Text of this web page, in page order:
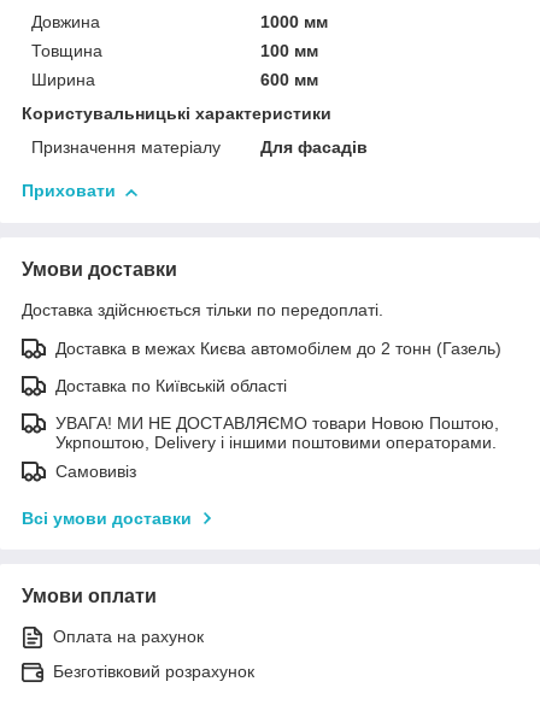
Довжина
1000 мм
Товщина
100 мм
Ширина
600 мм
Користувальницькі характеристики
Призначення матеріалу
Для фасадів
Приховати
Умови доставки
Доставка здійснюється тільки по передоплаті.
Доставка в межах Києва автомобілем до 2 тонн (Газель)
Доставка по Київській області
УВАГА! МИ НЕ ДОСТАВЛЯЄМО товари Новою Поштою,
Укрпоштою, Delivery і іншими поштовими операторами.
Самовивіз
Всі умови доставки
Умови оплати
Оплата на рахунок
Безготівковий розрахунок